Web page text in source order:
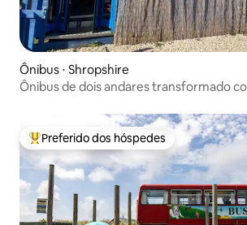
Ônibus ⋅ Shropshire
Ônibus de dois andares transformado
Entre os melhores preferidos dos
Preferido dos hóspedes